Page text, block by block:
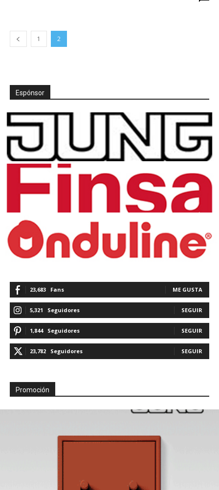
1 2
Espónsor
23,683 Fans ME GUSTA
5,321 Seguidores SEGUIR
1,844 Seguidores SEGUIR
23,782 Seguidores SEGUIR
Promoción